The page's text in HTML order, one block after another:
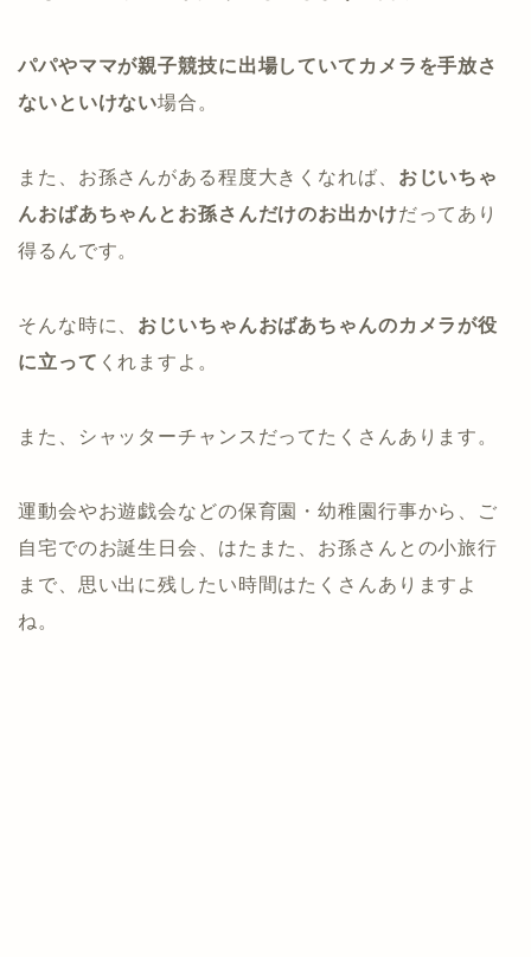
パパやママが親子競技に出場していてカメラを手放さ
ないといけない場合。
また、お孫さんがある程度大きくなれば、 おじいちゃ
んおばあちゃんとお孫さんだけのお出かけだってあり
得るんです。
そんな時に、 おじいちゃんおばあちゃんのカメラが役
に立って くれますよ。
また、シャッターチャンスだってたくさんあります。
運動会やお遊戯会などの保育園・幼稚園行事から、ご
自宅でのお誕生日会、はたまた、お孫さんとの小旅行
まで、思い出に残したい時間はたくさんありますよ
ね。